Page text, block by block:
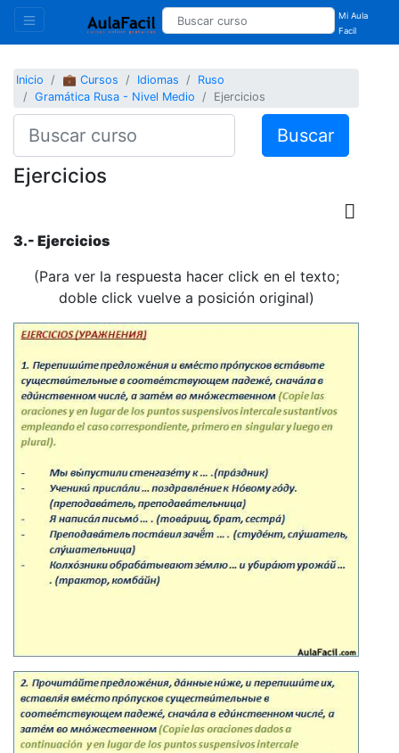
Mi Aula
Facil
Inicio 💼 Cursos Idiomas
Ruso
Gramática Rusa - Nivel Medio
Ejercicios
Buscar
Ejercicios
3.- Ejercicios
(Para ver la respuesta hacer click en el texto;
doble click vuelve a posición original)